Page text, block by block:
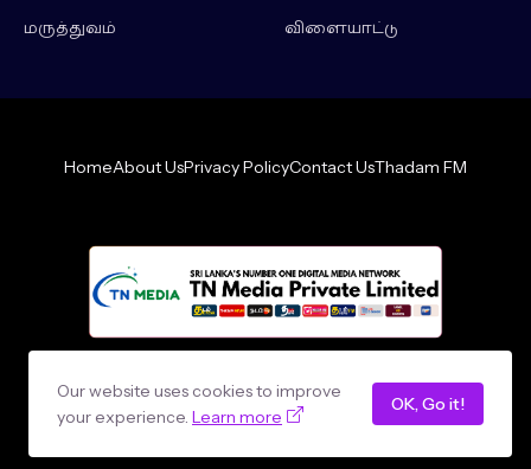
மருத்துவம்
விளையாட்டு
HomeAbout UsPrivacy PolicyContact UsThadam FM
Our website uses cookies to improve
your experience. Learn more
OK, Go it!